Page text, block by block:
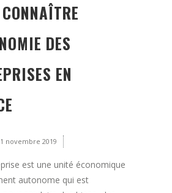
DES
EN
novembre 2019
est une unité économique
autonome qui est